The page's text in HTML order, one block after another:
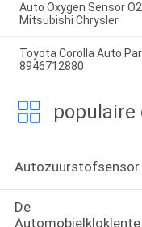
Auto Oxygen Sensor
Mitsubishi Chrysler
Toyota Corolla Auto
8946712880
populaire
Autozuurstofsensor
De
Automobielkloklente